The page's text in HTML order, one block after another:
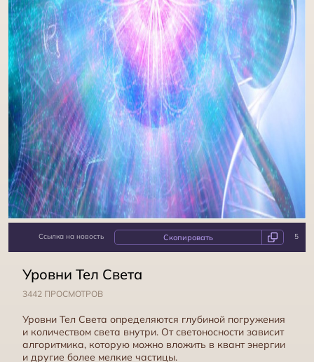
Ссылка на новость 5
Уровни Тел Света
3442 ПРОСМОТРОВ
Уровни Тел Света определяются глубиной погружения
и количеством света внутри. От светоносности зависит
алгоритмика, которую можно вложить в квант энергии
и другие более мелкие частицы.
Огненное сознание Абсолюта